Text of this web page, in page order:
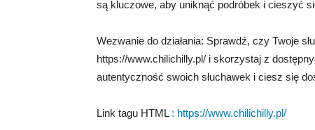
są kluczowe, aby uniknąć podróbek i cieszyć
Wezwanie do działania: Sprawdź, czy Twoje
https://www.chilichilly.pl/ i skorzystaj z
autentyczność swoich słuchawek i ciesz się
Link tagu HTML : https://www.chilichilly.pl/